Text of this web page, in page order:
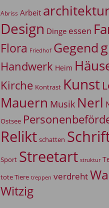
Abriss Arbeit
Design Dinge essen
Flora Friedhof Gegend
Handwerk Heim
Kirche Kontrast Kunst
Mauern Musik Nerl
Ostsee
Relikt schatten
Sport Streetart struktur
tote Tiere treppen verdreht
Witzig